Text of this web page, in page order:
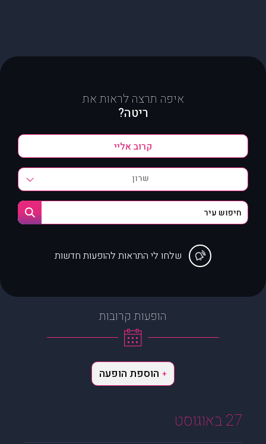
איפה תרצה לראות את
ריטה?
שרון
שלחו לי התראות להופעות חדשות
הופעות קרובות
+ הוספת הופעה
27 באוגוסט